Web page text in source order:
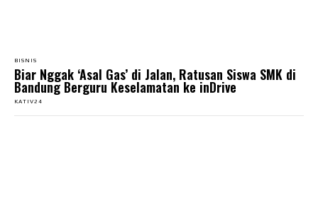
BISNIS
Biar Nggak ‘Asal Gas’ di Jalan, Ratusan Siswa SMK di
Bandung Berguru Keselamatan ke inDrive
KATIV24